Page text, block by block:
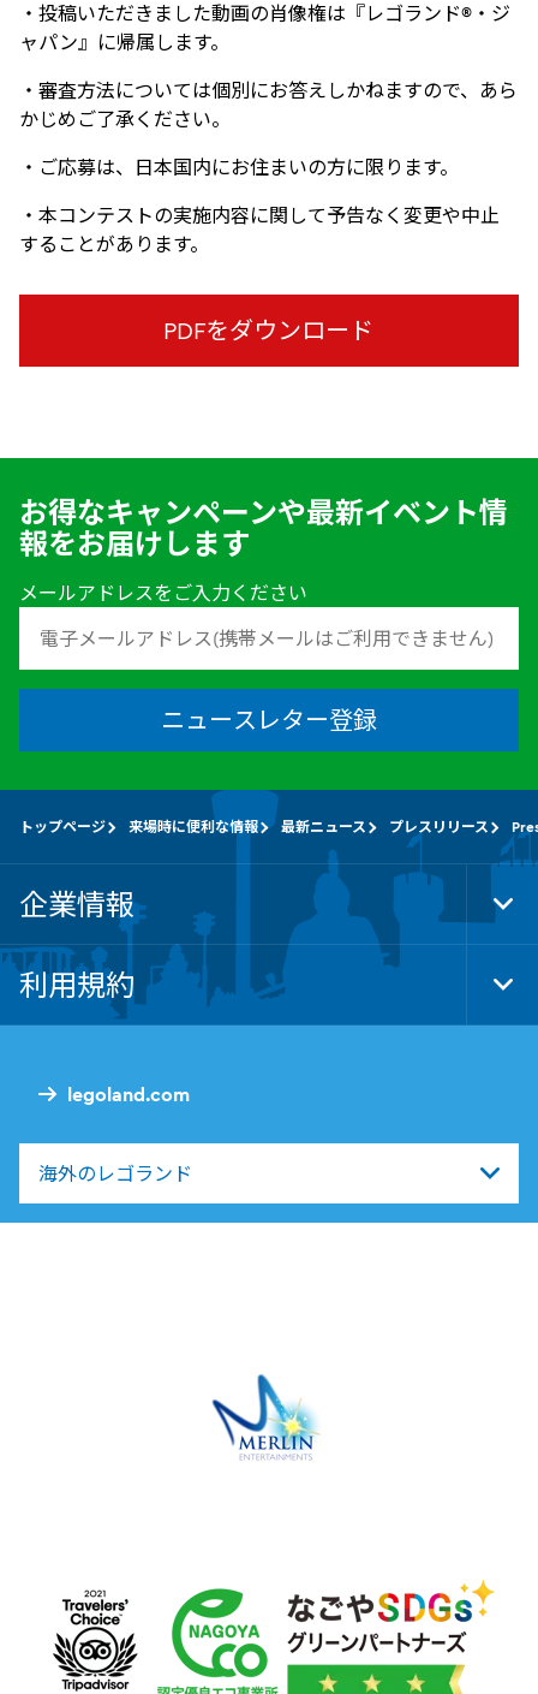
・投稿いただきました動画の肖像権は『レゴランド®・ジ
ャパン』に帰属します。
・審査方法については個別にお答えしかねますので、あら
かじめご了承ください。
・ご応募は、日本国内にお住まいの方に限ります。
・本コンテストの実施内容に関して予告なく変更や中止
することがあります。
PDFをダウンロード
お得なキャンペーンや最新イベント情
報をお届けします
メールアドレスをご入力ください
ニュースレター登録
legoland.com
海外のレゴランド
トップページ 来場時に便利な情報 最新ニュース プレスリリース
企業情報
利用規約